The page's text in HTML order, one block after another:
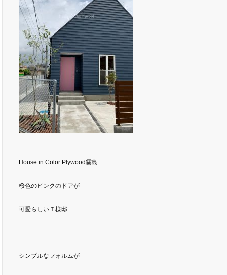
House in Color Plywood霧島
桜色のピンクのドアが
可愛らしいＴ様邸
シンプルなフォルムが